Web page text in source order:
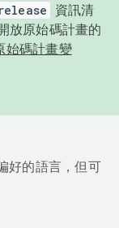
資訊清
放原始碼計畫的
始碼計畫變
好的語言，但可